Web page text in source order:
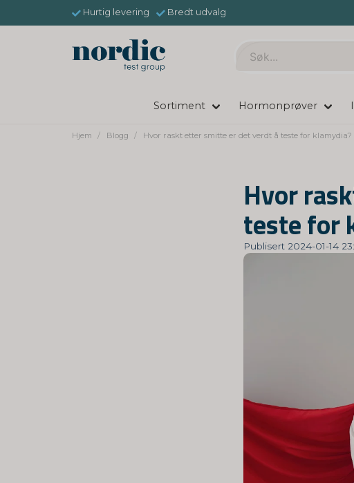
Hurtig levering Bredt udvalg
Sortiment Hormonprøver
Hjem Blogg Hvor raskt etter smitte er det verdt å teste for klamydia?
Hvor
teste for
Publisert 2024-01-14